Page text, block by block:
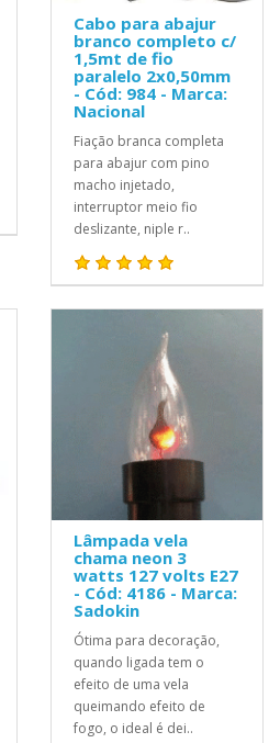
Cabo para abajur
branco completo c/
1,5mt de fio
paralelo 2x0,50mm
- Cód: 984 - Marca:
Nacional
Fiação branca completa
para abajur com pino
macho injetado,
interruptor meio fio
deslizante, niple r..
Lâmpada vela
chama neon 3
watts 127 volts E27
- Cód: 4186 - Marca:
Sadokin
Ótima para decoração,
quando ligada tem o
efeito de uma vela
queimando efeito de
fogo, o ideal é dei..